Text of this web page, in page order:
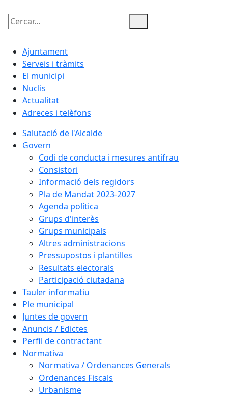
Cercar:
Ajuntament
Serveis i tràmits
El municipi
Nuclis
Actualitat
Adreces i telèfons
Salutació de l'Alcalde
Govern
Codi de conducta i mesures antifrau
Consistori
Informació dels regidors
Pla de Mandat 2023-2027
Agenda política
Grups d'interès
Grups municipals
Altres administracions
Pressupostos i plantilles
Resultats electorals
Participació ciutadana
Tauler informatiu
Ple municipal
Juntes de govern
Anuncis / Edictes
Perfil de contractant
Normativa
Normativa / Ordenances Generals
Ordenances Fiscals
Urbanisme